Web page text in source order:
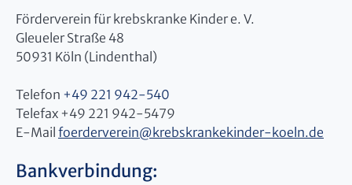
Förderverein für krebskranke Kinder e. V.
Gleueler Straße 48
50931 Köln (Lindenthal)
Telefon +49 221 942-540
Telefax +49 221 942-5479
E-Mail foerderverein@krebskrankekinder-koeln.de
Bankverbindung: